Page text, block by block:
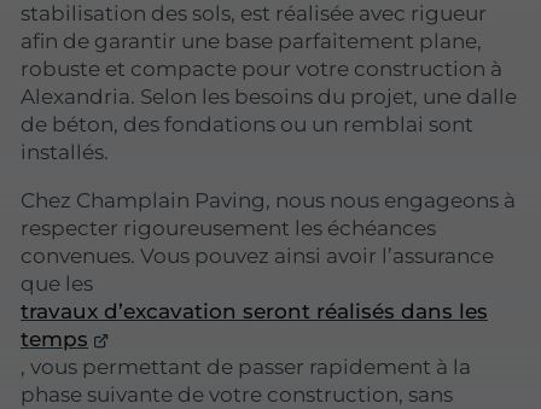
stabilisation des sols, est réalisée avec rigueur
afin de garantir une base parfaitement plane,
robuste et compacte pour votre construction à
Alexandria. Selon les besoins du projet, une dalle
de béton, des fondations ou un remblai sont
installés.
Chez Champlain Paving, nous nous engageons à
respecter rigoureusement les échéances
convenues. Vous pouvez ainsi avoir l’assurance
que les
travaux d’excavation seront réalisés dans les
temps
, vous permettant de passer rapidement à la
phase suivante de votre construction, sans